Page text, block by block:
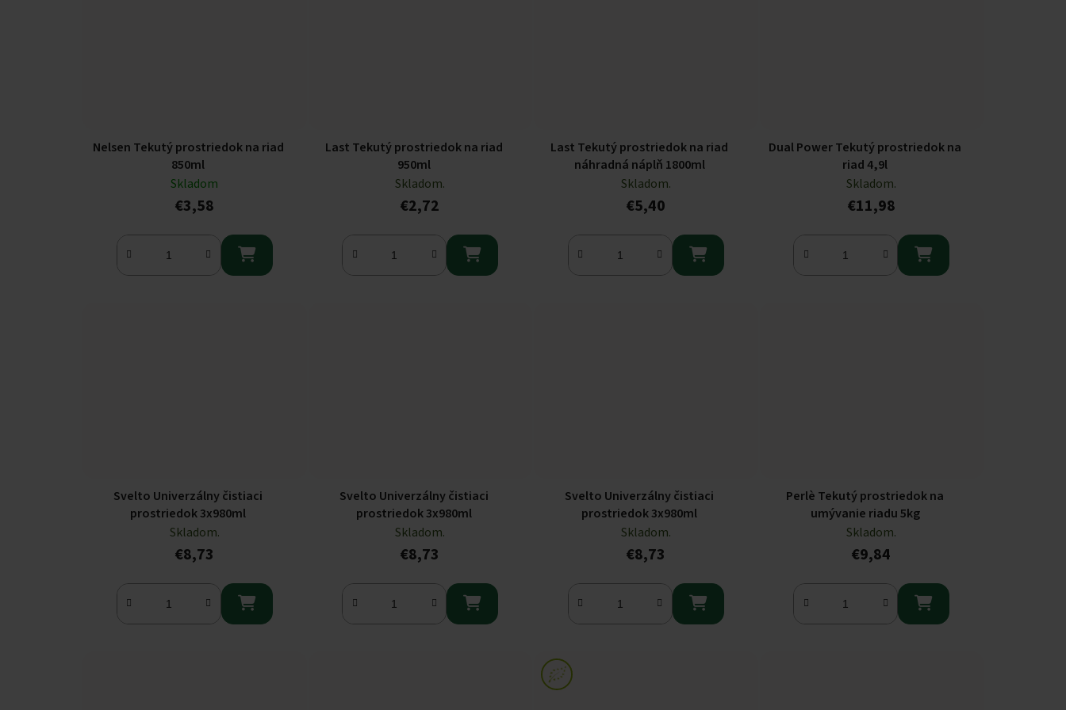
Nelsen Tekutý prostriedok na riad
850ml
Skladom
€3,58

Last Tekutý prostriedok na riad
950ml
Skladom.
€2,72

Last Tekutý prostriedok na riad
náhradná náplň 1800ml
Skladom.
€5,40

Dual Power Tekutý prostriedok na
riad 4,9l
Skladom.
€11,98

Svelto Univerzálny čistiaci
prostriedok 3x980ml
Skladom.
€8,73

Svelto Univerzálny čistiaci
prostriedok 3x980ml
Skladom.
€8,73

Svelto Univerzálny čistiaci
prostriedok 3x980ml
Skladom.
€8,73

Perlè Tekutý prostriedok na
umývanie riadu 5kg
Skladom.
€9,84
